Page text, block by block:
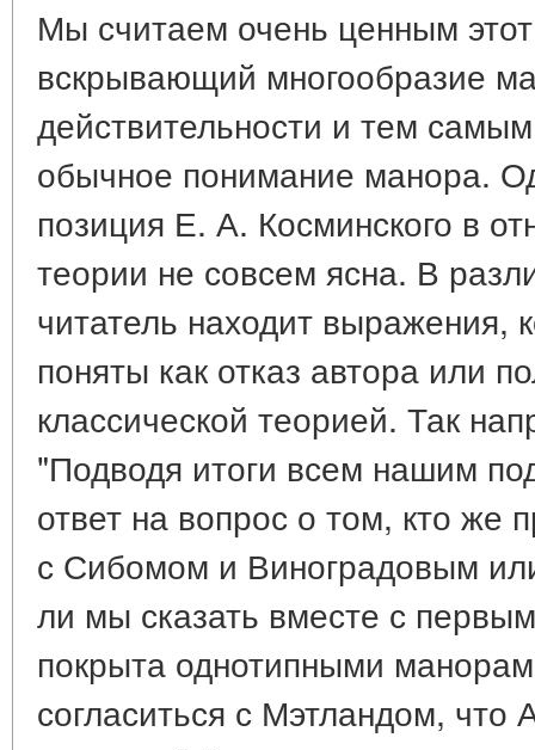
Мы считаем очень ценным
вскрывающий многообразие
действительности и тем
обычное понимание манора.
позиция Е. А. Косминского в
теории не совсем ясна. В
читатель находит выражения,
поняты как отказ автора или
классической теорией. Так
"Подводя итоги всем нашим
ответ на вопрос о том, кто же
с Сибомом и Виноградовым
ли мы сказать вместе с
покрыта однотипными
согласиться с Мэтландом, что